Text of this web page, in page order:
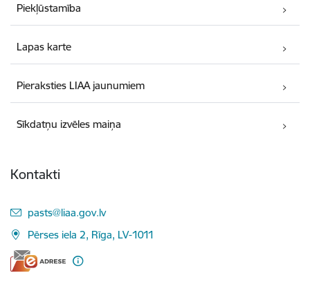
Piekļūstamība
Lapas karte
Pieraksties LIAA jaunumiem
Sīkdatņu izvēles maiņa
Kontakti
E-pasts:
pasts@liaa.gov.lv
Pērses iela 2, Rīga, LV-1011